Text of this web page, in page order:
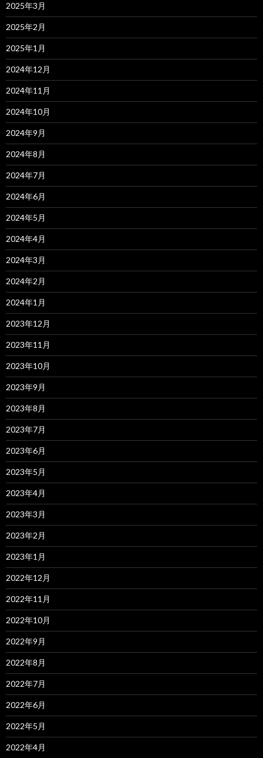
2025年3月
2025年2月
2025年1月
2024年12月
2024年11月
2024年10月
2024年9月
2024年8月
2024年7月
2024年6月
2024年5月
2024年4月
2024年3月
2024年2月
2024年1月
2023年12月
2023年11月
2023年10月
2023年9月
2023年8月
2023年7月
2023年6月
2023年5月
2023年4月
2023年3月
2023年2月
2023年1月
2022年12月
2022年11月
2022年10月
2022年9月
2022年8月
2022年7月
2022年6月
2022年5月
2022年4月